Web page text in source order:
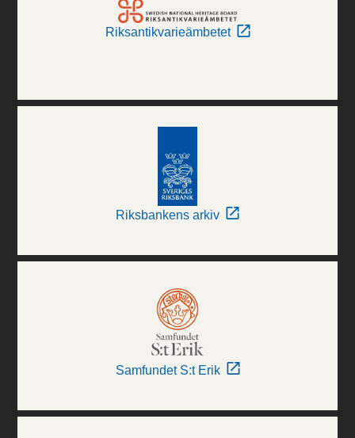
Riksantikvarieämbetet
Riksbankens arkiv
Samfundet S:t Erik